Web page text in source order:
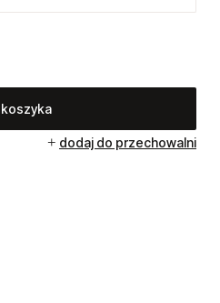
dodaj do przechowalni
kosztów płatności